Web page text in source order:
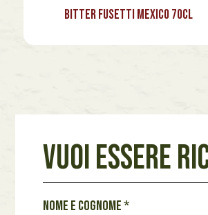
Bitter Fusetti Mexico 70cl
VUOI ESSERE
Nome e cognome*